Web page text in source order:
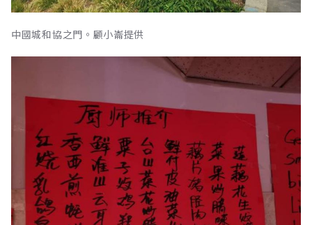
中國城和協之門。顧小崙提供